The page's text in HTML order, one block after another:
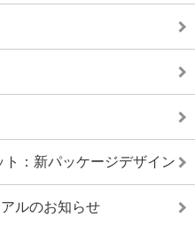
：新パッケージデザイン
ルのお知らせ